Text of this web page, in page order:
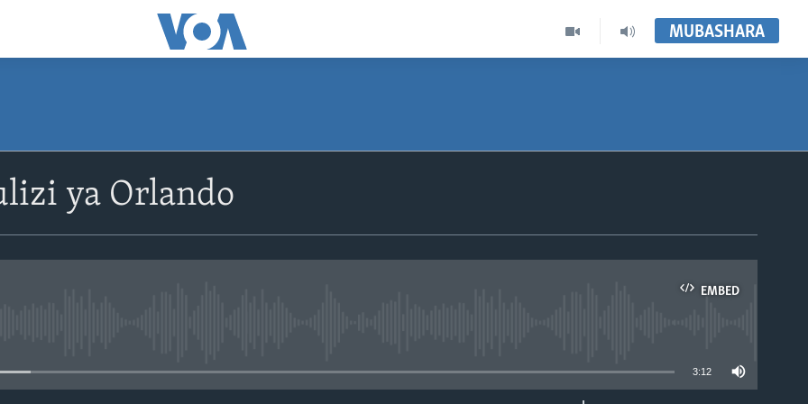
MUBASHARA
ya Orlando
EMBED
3:12